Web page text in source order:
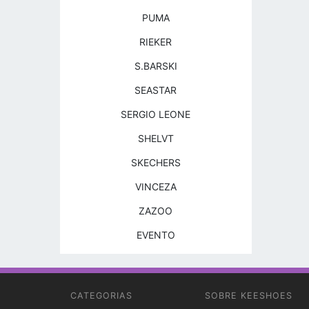
PUMA
RIEKER
S.BARSKI
SEASTAR
SERGIO LEONE
SHELVT
SKECHERS
VINCEZA
ZAZOO
EVENTO
CATEGORIAS SOBRE KEESHOES